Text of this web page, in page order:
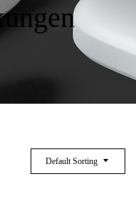
Default Sorting